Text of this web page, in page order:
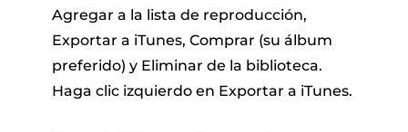
Agregar a la lista de reproducción,
Exportar a iTunes, Comprar (su álbum
preferido) y Eliminar de la biblioteca.
Haga clic izquierdo en Exportar a iTunes.